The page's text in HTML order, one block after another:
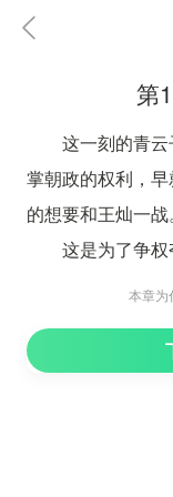
第
这一刻的青
掌朝政的权利，
的想要和王灿一战。
这是为了争权
一旦击败了
青云子一抖
本章为